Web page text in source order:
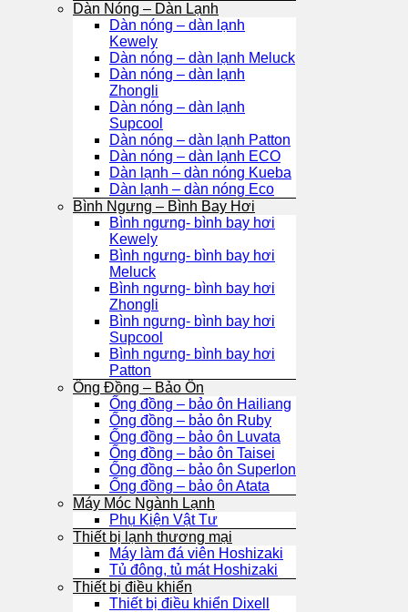
Dàn Nóng – Dàn Lạnh
Dàn nóng – dàn lạnh
Kewely
Dàn nóng – dàn lạnh Meluck
Dàn nóng – dàn lạnh
Zhongli
Dàn nóng – dàn lạnh
Supcool
Dàn nóng – dàn lạnh Patton
Dàn nóng – dàn lạnh ECO
Dàn lạnh – dàn nóng Kueba
Dàn lạnh – dàn nóng Eco
Bình Ngưng – Bình Bay Hơi
Bình ngưng- bình bay hơi
Kewely
Bình ngưng- bình bay hơi
Meluck
Bình ngưng- bình bay hơi
Zhongli
Bình ngưng- bình bay hơi
Supcool
Bình ngưng- bình bay hơi
Patton
Ống Đồng – Bảo Ôn
Ống đồng – bảo ôn Hailiang
Ống đồng – bảo ôn Ruby
Ống đồng – bảo ôn Luvata
Ống đồng – bảo ôn Taisei
Ống đồng – bảo ôn Superlon
Ống đồng – bảo ôn Atata
Máy Móc Ngành Lạnh
Phụ Kiện Vật Tư
Thiết bị lạnh thương mại
Máy làm đá viên Hoshizaki
Tủ đông, tủ mát Hoshizaki
Thiết bị điều khiển
Thiết bị điều khiển Dixell